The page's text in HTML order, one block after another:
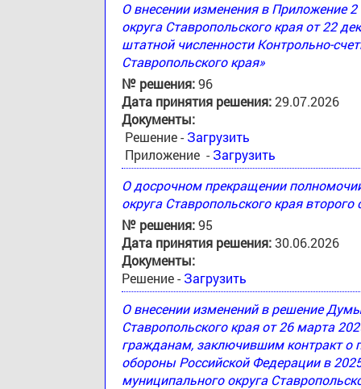
О внесении изменения в Приложение
округа Ставропольского края от 22
штатной численности Контрольно-
Ставропольского края»
№ решения:96
Дата принятия решения:29.07.2026
Документы:
Решение - Загрузить
Приложение - Загрузить
О досрочном прекращении
округа Ставропольского края
№ решения:95
Дата принятия решения:30.06.2026
Документы:
Решение - Загрузить
О внесении изменений в решение
Ставропольского края от 26 марта
гражданам, заключившим контракт о
обороны Российской Федерации в
муниципального округа